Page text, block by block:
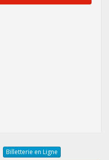
Billetterie en Ligne